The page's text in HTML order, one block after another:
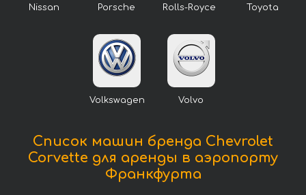
Nissan Porsche Rolls-Royce Toyota
Volkswagen Volvo
Список машин бренда Chevrolet
Corvette для аренды в аэропорту
Франкфурта